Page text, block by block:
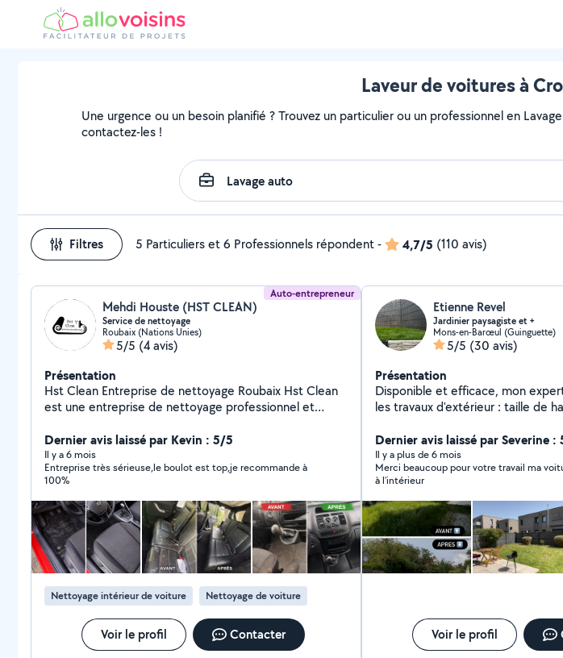
Laveur de voitures à
Une urgence ou un besoin planifié ? Trouvez un particulier ou un professionnel en
contactez-les !
Filtres 5 Particuliers et 6 Professionnels répondent- 4,7/5 (110 avis)
Auto-entrepreneur
Mehdi Houste (HST CLEAN)
Service de nettoyage
Roubaix (Nations Unies)
5/5 (4 avis)
Présentation
Hst Clean Entreprise de nettoyage Roubaix Hst Clean
est une entreprise de nettoyage professionnel et
de 50 km. Nous proposons des prestations de
nettoyage efficaces, rapides et soignées, adaptées à
tous les besoins. Nettoyage auto & moto (intérieur,
sièges, moquettes, plastiques, extérieur, nettoyage
haute pression, lavage a la main, vapeur,
shampouinage, finition pinceaux jusque dans les
moindre recoin selon la formule choisis) Nettoyage
appartement & maison Nettoyage fin de chantier
Nettoyage canapés, matelas, tapis (taches, odeurs,
acariens) Nettoyage bureaux & locaux commerciaux
Conciergerie et airbnb Utilisation de matériel
professionnel, résultat visible dès la première
intervention. Devis gratuit Intervention rapide Travail
sérieux. Roubaix / Mouscron + 50 km
Dernier avis laissé par Kevin : 5/5
Il y a 6 mois
Entreprise très sérieuse,le boulot est top,je recommande à
100%
Nettoyage intérieur de voiture Nettoyage de voiture
Voir le profil Contacter
Etienne Revel
Jardinier paysagiste et +
Mons-en-Barœul (Guinguette)
5/5 (30 avis)
Présentation
Disponible et efficace, mon
les travaux d'extérieur : taille de
pression. Je suis associé à une entreprise de jardinage,
ce qui me permet d'avoir du
N'hésitez pas à me contacter par
allovoisins ou téléphone, affiché sur
de me joindre des photos et le
possible. Aussi, je peux me
devis.
Dernier avis laissé par Severine :
Il y a plus de 6 mois
Merci beaucoup pour votre travail ma
à l’intérieur
Voir le profil